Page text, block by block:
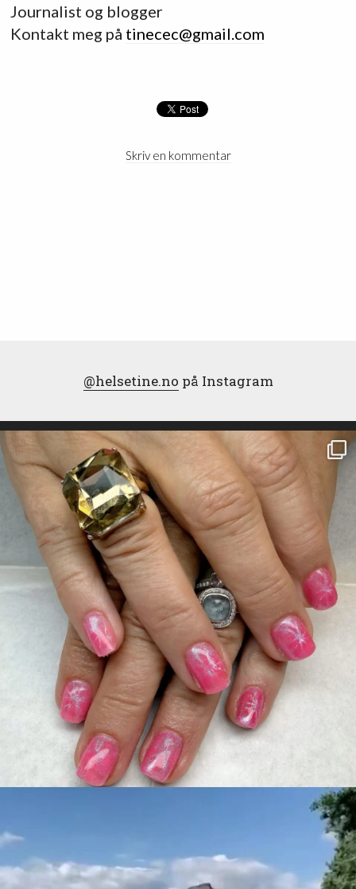
Journalist og blogger
Kontakt meg på tinecec@gmail.com
Skriv en kommentar
@helsetine.no på Instagram